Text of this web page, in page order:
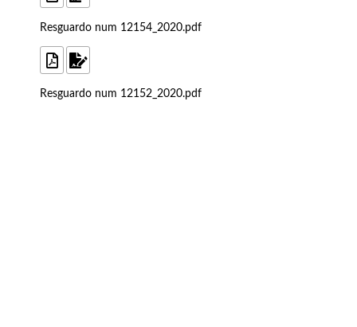
Resguardo num 12154_2020.pdf
Resguardo num 12152_2020.pdf